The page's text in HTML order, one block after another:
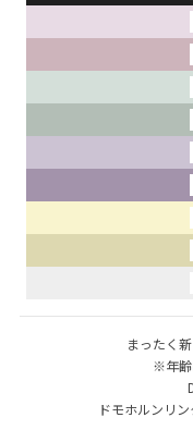
まったく
※年齢
ドモホルンリ